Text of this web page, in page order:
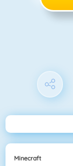
Minecraft